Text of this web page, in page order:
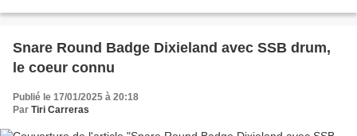
Snare Round Badge Dixieland avec SSB drum,
le coeur connu
Publié le 17/01/2025 à 20:18
Par Tiri Carreras